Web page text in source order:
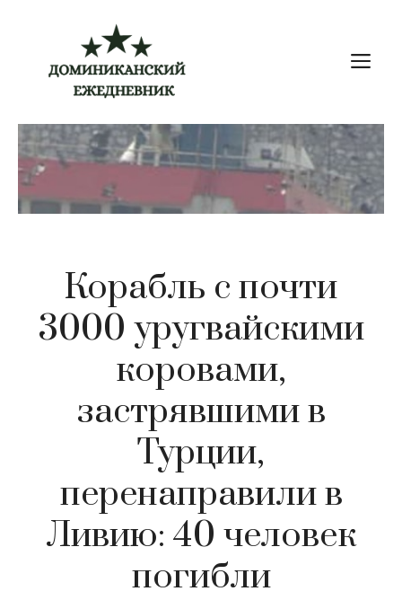
содержимому
Корабль с почти
3000 уругвайскими
коровами,
застрявшими в
Турции,
перенаправили в
Ливию: 40 человек
погибли